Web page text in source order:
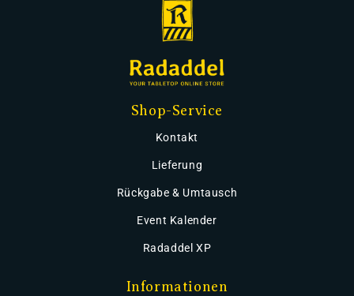
Shop-Service
Kontakt
Lieferung
Rückgabe & Umtausch
Event Kalender
Radaddel XP
Informationen